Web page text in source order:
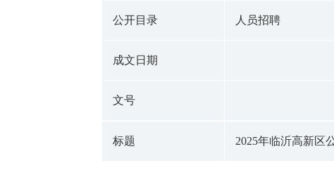
公开目录 人员招聘
成文日期
文号
标题 2025年临沂高新区